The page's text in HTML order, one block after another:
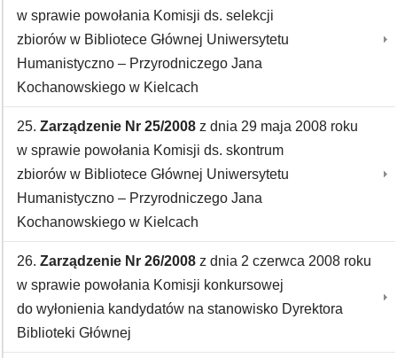
w sprawie powołania Komisji ds. selekcji
zbiorów w Bibliotece Głównej Uniwersytetu
Humanistyczno – Przyrodniczego Jana
Kochanowskiego w Kielcach
25. Zarządzenie Nr 25/2008 z dnia 29 maja 2008 roku
w sprawie powołania Komisji ds. skontrum
zbiorów w Bibliotece Głównej Uniwersytetu
Humanistyczno – Przyrodniczego Jana
Kochanowskiego w Kielcach
26. Zarządzenie Nr 26/2008 z dnia 2 czerwca 2008 roku
w sprawie powołania Komisji konkursowej
do wyłonienia kandydatów na stanowisko Dyrektora
Biblioteki Głównej